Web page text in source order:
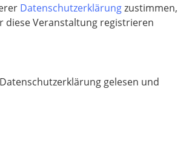
d
Datenschutzerklärungzustimmen,
diese Veranstaltung registrieren
gelesen und